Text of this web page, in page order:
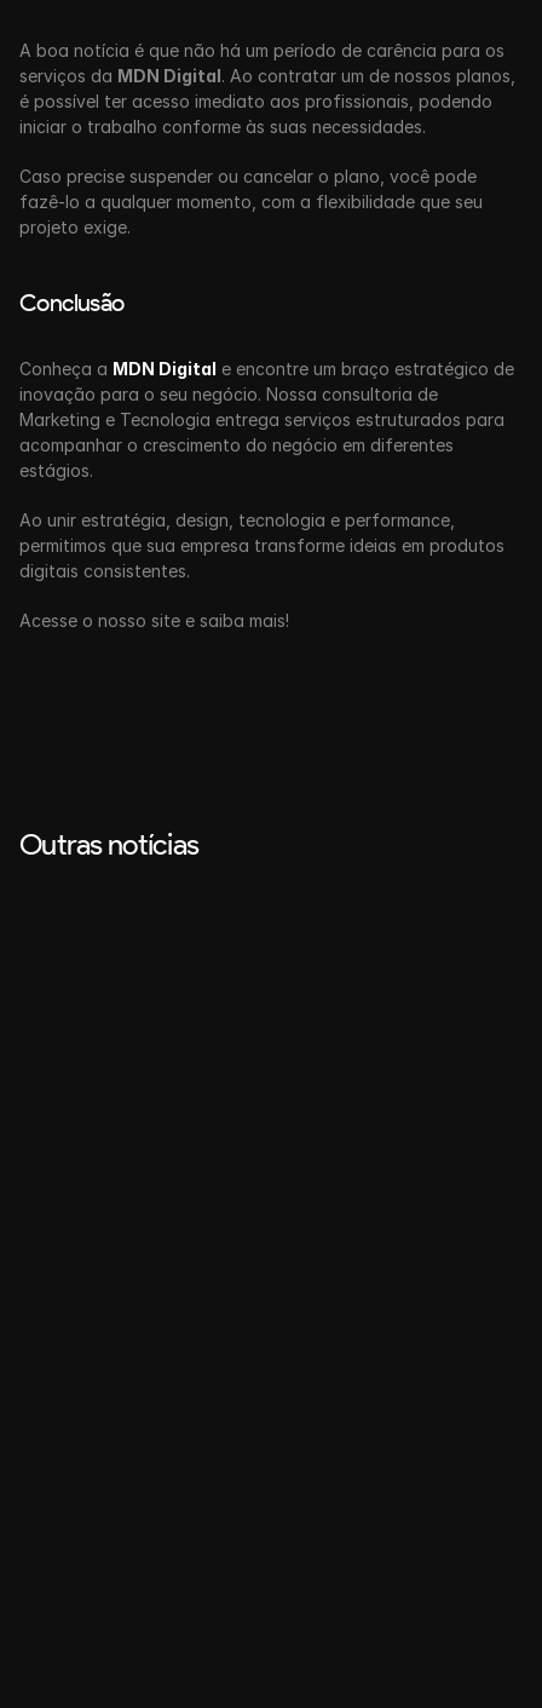
A boa notícia é que não há um período de carência para os
serviços da MDN Digital. Ao contratar um de nossos planos,
é possível ter acesso imediato aos profissionais, podendo
iniciar o trabalho conforme às suas necessidades.
Caso precise suspender ou cancelar o plano, você pode
fazê-lo a qualquer momento, com a flexibilidade que seu
projeto exige.
Conclusão
Conheça a MDN Digital e encontre um braço estratégico de
inovação para o seu negócio. Nossa consultoria de
Marketing e Tecnologia entrega serviços estruturados para
acompanhar o crescimento do negócio em diferentes
estágios.
Ao unir estratégia, design, tecnologia e performance,
permitimos que sua empresa transforme ideias em produtos
digitais consistentes.
Acesse o nosso site e saiba mais!
Outras notícias